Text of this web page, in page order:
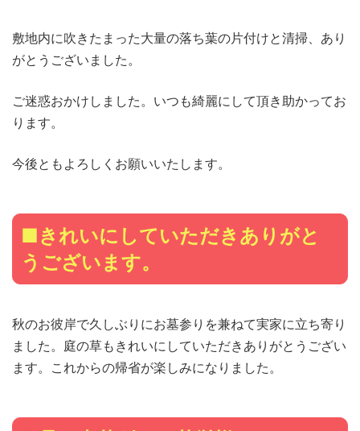
敷地内に吹きたまった大量の落ち葉の片付けと清掃、あり
がとうございました。
ご迷惑おかけしました。いつも綺麗にして頂き助かってお
ります。
今後ともよろしくお願いいたします。
■きれいにしていただきありがと
うございます。
秋のお彼岸で久しぶりにお墓参りを兼ねて実家に立ち寄り
ました。庭の草もきれいにしていただきありがとうござい
ます。これからの帰省が楽しみになりました。